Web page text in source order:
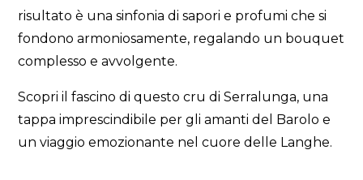
risultato è una sinfonia di sapori e profumi che si
fondono armoniosamente, regalando un bouquet
complesso e avvolgente.
Scopri il fascino di questo cru di Serralunga, una
tappa imprescindibile per gli amanti del Barolo e
un viaggio emozionante nel cuore delle Langhe.